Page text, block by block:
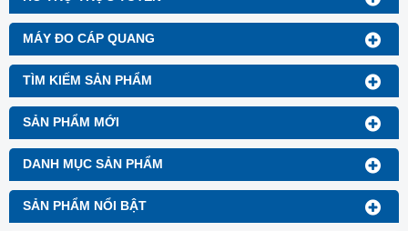
MÁY ĐO CÁP QUANG
TÌM KIẾM SẢN PHẨM
SẢN PHẨM MỚI
DANH MỤC SẢN PHẨM
SẢN PHẨM NỔI BẬT